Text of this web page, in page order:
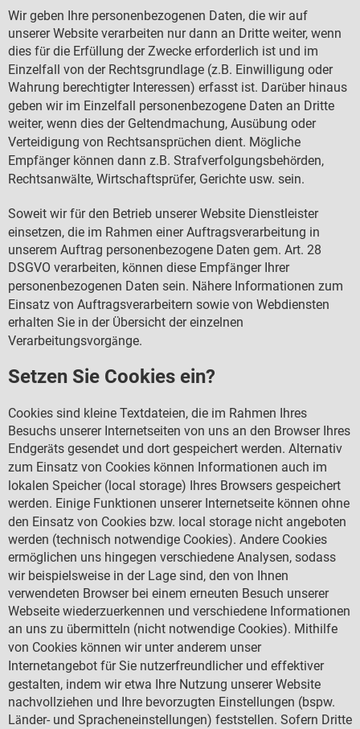
Wir geben Ihre personenbezogenen Daten, die wir auf
unserer Website verarbeiten nur dann an Dritte weiter, wenn
dies für die Erfüllung der Zwecke erforderlich ist und im
Einzelfall von der Rechtsgrundlage (z.B. Einwilligung oder
Wahrung berechtigter Interessen) erfasst ist. Darüber hinaus
geben wir im Einzelfall personenbezogene Daten an Dritte
weiter, wenn dies der Geltendmachung, Ausübung oder
Verteidigung von Rechtsansprüchen dient. Mögliche
Empfänger können dann z.B. Strafverfolgungsbehörden,
Rechtsanwälte, Wirtschaftsprüfer, Gerichte usw. sein.
Soweit wir für den Betrieb unserer Website Dienstleister
einsetzen, die im Rahmen einer Auftragsverarbeitung in
unserem Auftrag personenbezogene Daten gem. Art. 28
DSGVO verarbeiten, können diese Empfänger Ihrer
personenbezogenen Daten sein. Nähere Informationen zum
Einsatz von Auftragsverarbeitern sowie von Webdiensten
erhalten Sie in der Übersicht der einzelnen
Verarbeitungsvorgänge.
Setzen Sie Cookies ein?
Cookies sind kleine Textdateien, die im Rahmen Ihres
Besuchs unserer Internetseiten von uns an den Browser Ihres
Endgeräts gesendet und dort gespeichert werden. Alternativ
zum Einsatz von Cookies können Informationen auch im
lokalen Speicher (local storage) Ihres Browsers gespeichert
werden. Einige Funktionen unserer Internetseite können ohne
den Einsatz von Cookies bzw. local storage nicht angeboten
werden (technisch notwendige Cookies). Andere Cookies
ermöglichen uns hingegen verschiedene Analysen, sodass
wir beispielsweise in der Lage sind, den von Ihnen
verwendeten Browser bei einem erneuten Besuch unserer
Webseite wiederzuerkennen und verschiedene Informationen
an uns zu übermitteln (nicht notwendige Cookies). Mithilfe
von Cookies können wir unter anderem unser
Internetangebot für Sie nutzerfreundlicher und effektiver
gestalten, indem wir etwa Ihre Nutzung unserer Website
nachvollziehen und Ihre bevorzugten Einstellungen (bspw.
Länder- und Spracheneinstellungen) feststellen. Sofern Dritte